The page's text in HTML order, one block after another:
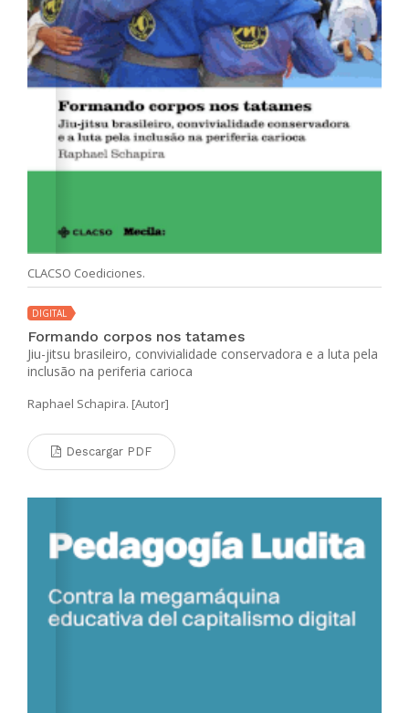
CLACSO Coediciones.
DIGITAL
Formando corpos nos tatames
Jiu-jitsu brasileiro, convivialidade conservadora e a luta pela
inclusão na periferia carioca
Raphael Schapira. [Autor]
Descargar PDF